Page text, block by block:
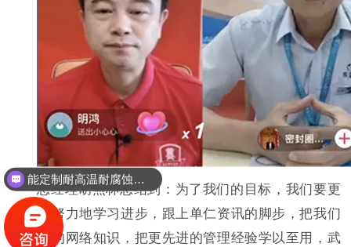
总经理胡燕林总结到：为了我们的目标，我们要更
加坚信努力地学习进步，跟上单仁资讯的脚步，把我们
更全员的网络知识，把更先进的管理经验学以至用，武
能定制耐高温耐腐蚀密封件吗？